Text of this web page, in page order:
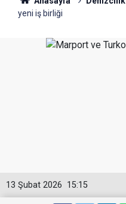
yeni iş birliği
15:15
13 Şubat 2026